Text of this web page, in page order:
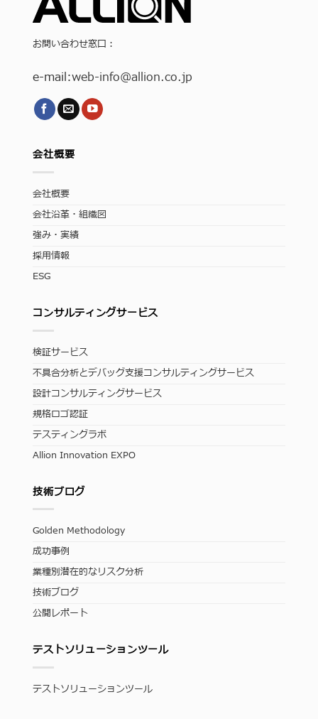
お問い合わせ窓口：
e-mail:web-info@allion.co.jp
会社概要
会社概要
会社沿革・組織図
強み・実績
採用情報
ESG
コンサルティングサービス
検証サービス
不具合分析とデバッグ支援コンサルティングサービス
設計コンサルティングサービス
規格ロゴ認証
テスティングラボ
Allion Innovation EXPO
技術ブログ
Golden Methodology
成功事例
業種別潜在的なリスク分析
技術ブログ
公開レポート
テストソリューションツール
テストソリューションツール